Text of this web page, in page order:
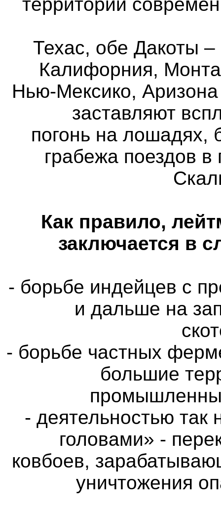
Техас, обе Дакоты
Калифорния,
Нью-Мексико, Аризона
заставляют
погонь на лошадях,
грабежа поездов
Как правило,
заключается в
- борьбе индейцев с
и дальше на
- борьбе частных
большие
- деятельностью так
головами» -
ковбоев,
уничтожения